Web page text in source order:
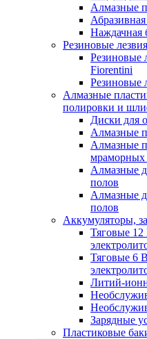
Алмазные
Абразивная
Наждачная
Резиновые
Резиновые
Fiorentini
Резиновые
Алмазные
полировки и
Диски для
Алмазные
Алмазные
мраморных
Алмазные
полов
Алмазные
полов
Аккумуляторы,
Тяговые
Тяговые 6
Литий-
Зарядные
Пластиковые